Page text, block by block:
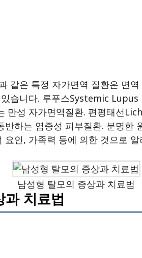
같은 특정 자가면역 질환은 면
습니다. 루푸스systemic
만성 자가면역질환. 편평태선
반하는 염증성 피부질환. 분명한
요인, 가족력 등에 의한 것으로
남성형 탈모의 증상과 치료법
과 치료법